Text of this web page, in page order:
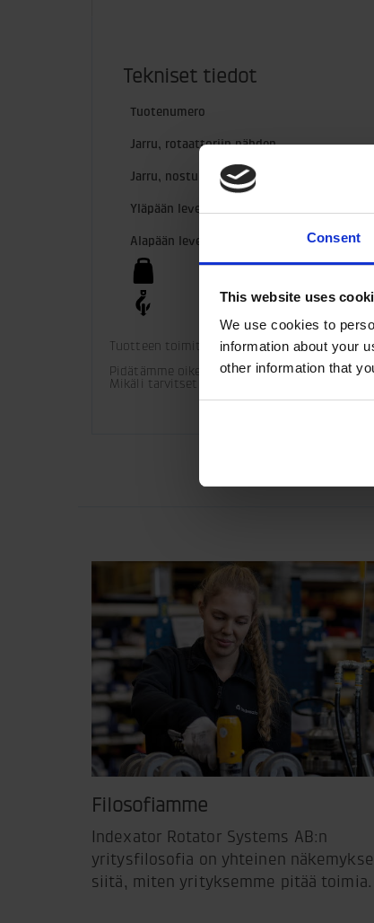
Consent
This website uses
We use cookies to
information about your
other information that
Tekniset tiedot
Tuotenumero
Jarru, rotaattoriin nähden
Jarru, nosturipuomiin nähden
Yläpään leveys
Alapään leveys
Tuotteen toimitukseen sisältyy ylä- ja
Pidätämme oikeuden tuotemuutoksiin.
Mikäli tarvitset lisää teknisiä tietoja
Filosofiamme
Indexator Rotator Systems AB:n
yritysfilosofia on yhteinen
siitä, miten yrityksemme pitää toimia.